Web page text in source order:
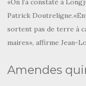
«On l’a constaté à
Patrick
sortent pas de terre à
maires», affirme Jean-
Amendes